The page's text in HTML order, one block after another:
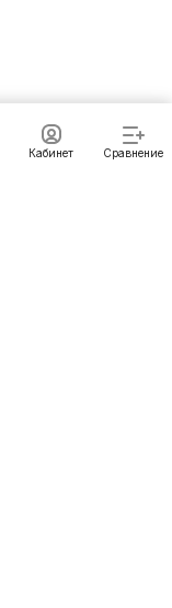
Кабинет Сравнение